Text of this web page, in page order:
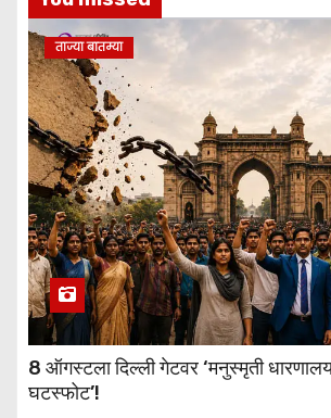
ताज्या बातम्या
8 ऑगस्टला दिल्ली गेटवर ‘मनुस्मृती
घटस्फोट’!